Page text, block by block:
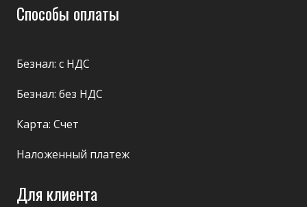
Способы оплаты
Безнал: с НДС
Безнал: без НДС
Карта: Счет
Наложенный платеж
Для клиента